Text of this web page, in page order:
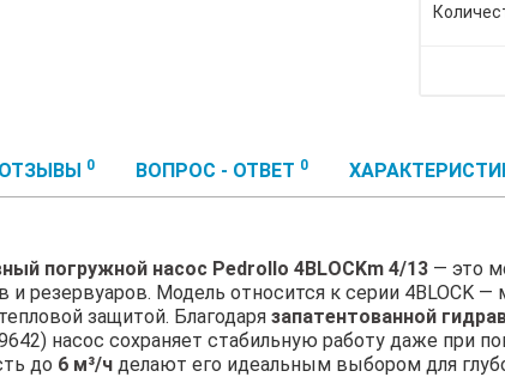
ОТЗЫВЫ 0 ВОПРОС - ОТВЕТ 0
погружной насос Pedrollo 4BLOCKm 4/13 — это
и резервуаров. Модель относится к серии
защитой. Благодаря запатентованной
насос сохраняет стабильную работу даже
до 6 м³/ч делают его идеальным выбором для